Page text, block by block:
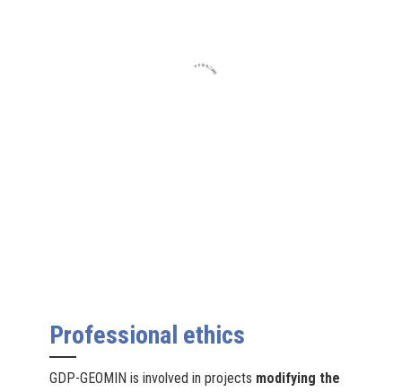
sustainable balance between the
Professional ethics
GDP-GEOMIN is involved in projects modifying the